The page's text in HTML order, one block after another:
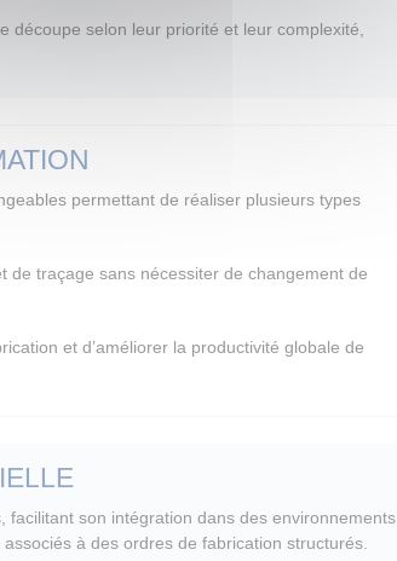
découpe selon leur priorité et leur complexité,
permettant de réaliser plusieurs types
de traçage sans nécessiter de changement de
et d’améliorer la productivité globale de
facilitant son intégration dans des environnements
à des ordres de fabrication structurés.